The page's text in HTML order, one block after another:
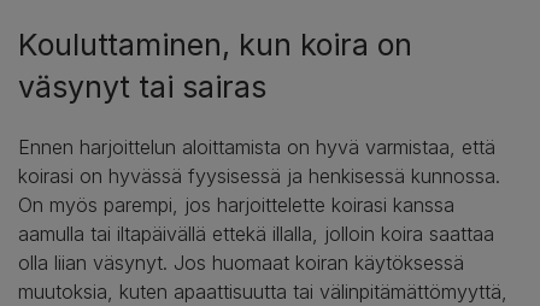
Kouluttaminen, kun koira on
väsynyt tai sairas
Ennen harjoittelun aloittamista on hyvä varmistaa, että
koirasi on hyvässä fyysisessä ja henkisessä kunnossa.
On myös parempi, jos harjoittelette koirasi kanssa
aamulla tai iltapäivällä ettekä illalla, jolloin koira saattaa
olla liian väsynyt. Jos huomaat koiran käytöksessä
muutoksia, kuten apaattisuutta tai välinpitämättömyyttä,